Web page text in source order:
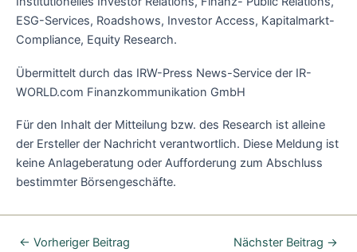
ESG-Services, Roadshows, Investor Access, Kapitalmarkt-
Compliance, Equity Research.
Übermittelt durch das IRW-Press News-Service der IR-
WORLD.com Finanzkommunikation GmbH
Für den Inhalt der Mitteilung bzw. des Research ist alleine
der Ersteller der Nachricht verantwortlich. Diese Meldung ist
keine Anlageberatung oder Aufforderung zum Abschluss
bestimmter Börsengeschäfte.
← Vorheriger Beitrag Nächster Beitrag →